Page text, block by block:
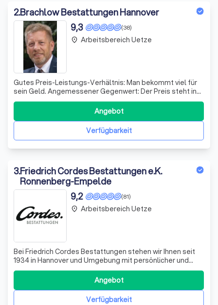
2.Brachlow Bestattungen Hannover
(38)
9,3
Gutes Preis-Leistungs-Verhältnis: Man bekommt viel für
sein Geld. Angemessener Gegenwert: Der Preis steht in
einem fairen Verhältnis zur Qualität.
Verfügbarkeit
Angebot
place Arbeitsbereich Uetze
3.Friedrich Cordes Bestattungen e.K.
Ronnenberg-Empelde
(81)
9,2
Bei Friedrich Cordes Bestattungen stehen wir Ihnen seit
1934 in Hannover und Umgebung mit persönlicher und
engagierter Unterstützung in Trauerfällen zur Seite. Wir
verstehen, dass der Verlust eines geliebten Menschen
eine der tiefgreifendsten Erfahrungen im Leben ist. Daher
setzen wir alles daran, dVerfügbarkeit
Angebot
place Arbeitsbereich Uetze